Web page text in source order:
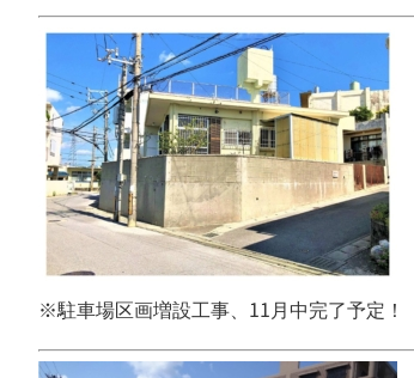
※駐車場区画増設工事、11月中完了予定！